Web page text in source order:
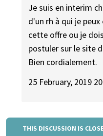
Je suis en interim
d'un rh à qui je
cette offre ou je
postuler sur le site
Bien cordialement.
25 February, 2019
THIS DISCUSSION IS